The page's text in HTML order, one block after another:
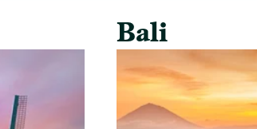
Bali